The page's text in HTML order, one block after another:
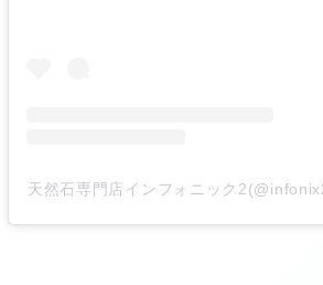
天然石専門店インフォニック